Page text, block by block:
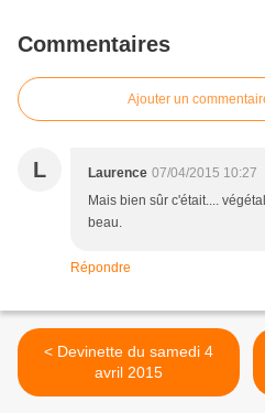
Commentaires
Ajouter un
L Laurence 07/04/2015 10:27
Mais bien sûr c'était....
beau.
Répondre
< Devinette du samedi 4
avril 2015